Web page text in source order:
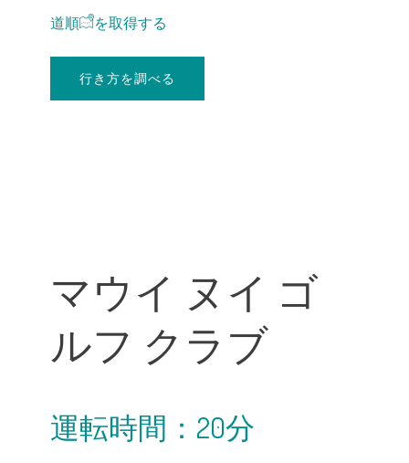
道順 を取得する
行き方を調べる
マウイ ヌイ ゴ
ルフ クラブ
運転時間：20分